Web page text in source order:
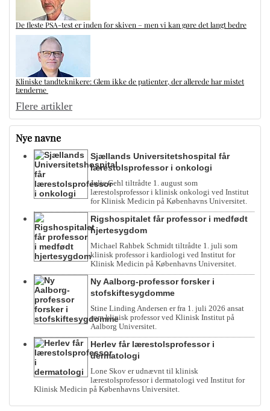
De fleste PSA-test er inden for skiven – men vi kan gøre det langt bedre
Kliniske tandteknikere: Glem ikke de patienter, der allerede har mistet
tænderne
Flere artikler
Nye navne
Sjællands Universitetshospital får
lærestolsprofessor i onkologi
Julie Gehl tiltrådte 1. august som
lærestolsprofessor i klinisk onkologi ved Institut
for Klinisk Medicin på Københavns Universitet.
Rigshospitalet får professor i medfødt
hjertesygdom
Michael Rahbek Schmidt tiltrådte 1. juli som
klinisk professor i kardiologi ved Institut for
Klinisk Medicin på Københavns Universitet.
Ny Aalborg-professor forsker i
stofskiftesygdomme
Stine Linding Andersen er fra 1. juli 2026 ansat
som klinisk professor ved Klinisk Institut på
Aalborg Universitet.
Herlev får lærestolsprofessor i
dermatologi
Lone Skov er udnævnt til klinisk
lærestolsprofessor i dermatologi ved Institut for
Klinisk Medicin på Københavns Universitet.